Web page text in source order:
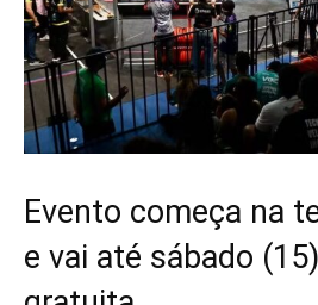
Evento começa na
e vai até sábado